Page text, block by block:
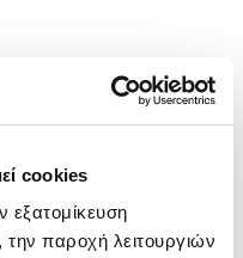
cookies
εξατομίκευση
την παροχή λειτουργιών